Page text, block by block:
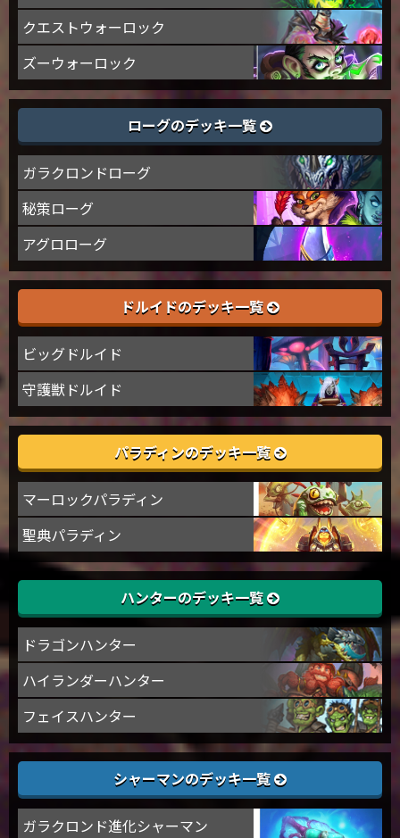
クエストウォーロック
ズーウォーロック
ローグのデッキ一覧
ガラクロンドローグ
秘策ローグ
アグロローグ
ドルイドのデッキ一覧
ビッグドルイド
守護獣ドルイド
パラディンのデッキ一覧
マーロックパラディン
聖典パラディン
ハンターのデッキ一覧
ドラゴンハンター
ハイランダーハンター
フェイスハンター
シャーマンのデッキ一覧
ガラクロンド進化シャーマン